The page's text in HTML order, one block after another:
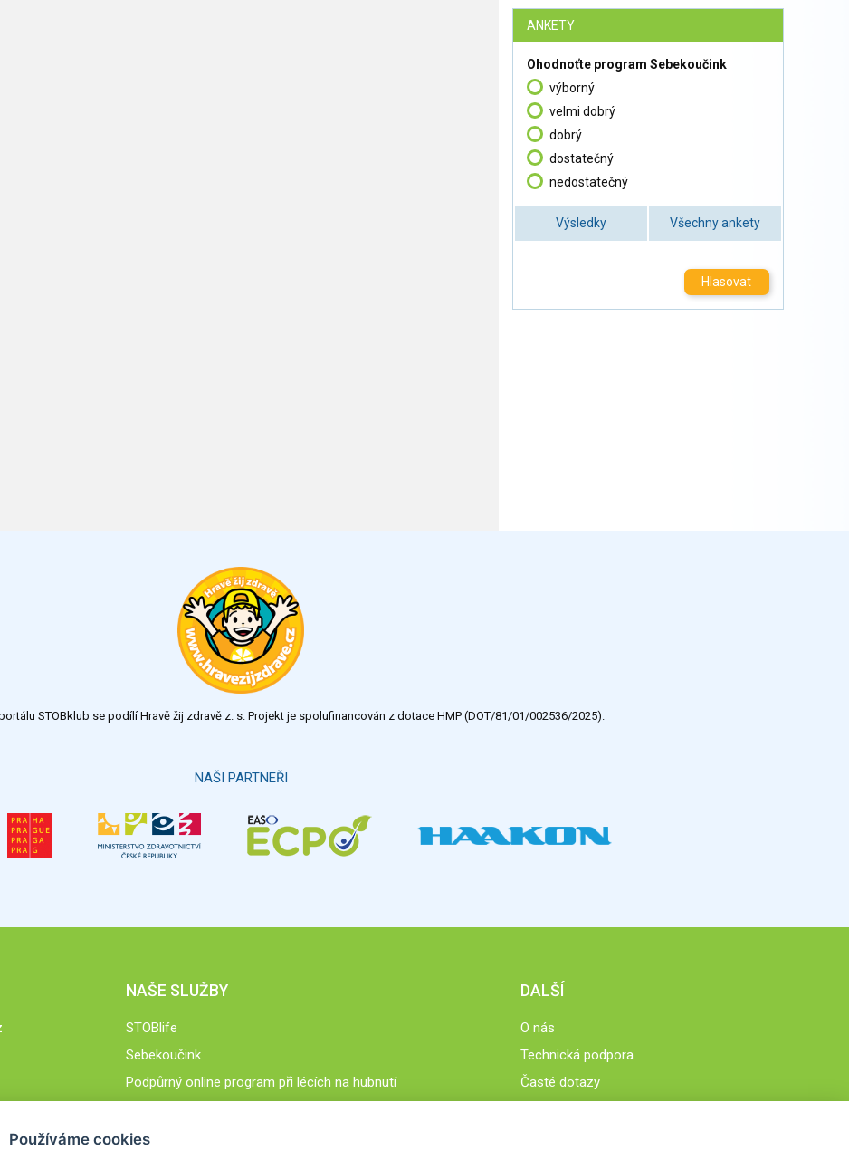
ANKETY
Ohodnoťte program Sebekoučink
výborný
velmi dobrý
dobrý
dostatečný
nedostatečný
Výsledky Všechny ankety
Hlasovat
STOBklub se podílí Hravě žij zdravě z. s. Projekt je spolufinancován z dotace HMP (DOT/81/01/002536/2025).
NAŠI PARTNEŘI
NAŠE SLUŽBY
STOBlife
Sebekoučink
Podpůrný online program při lécích na hubnutí
DALŠÍ
O nás
Technická podpora
Časté dotazy
Používáme cookies